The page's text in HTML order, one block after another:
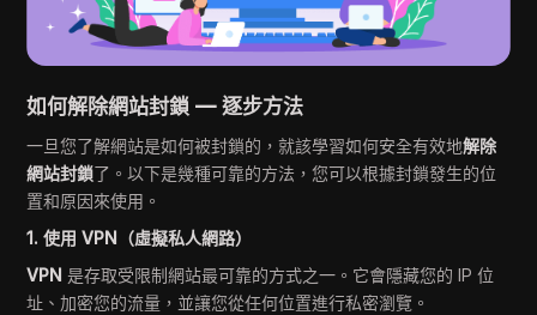
如何解除網站封鎖 — 逐步方法
一旦您了解網站是如何被封鎖的，就該學習如何安全有效地解除
網站封鎖了。以下是幾種可靠的方法，您可以根據封鎖發生的位
置和原因來使用。
1. 使用 VPN（虛擬私人網路）
VPN 是存取受限制網站最可靠的方式之一。它會隱藏您的 IP 位
址、加密您的流量，並讓您從任何位置進行私密瀏覽。